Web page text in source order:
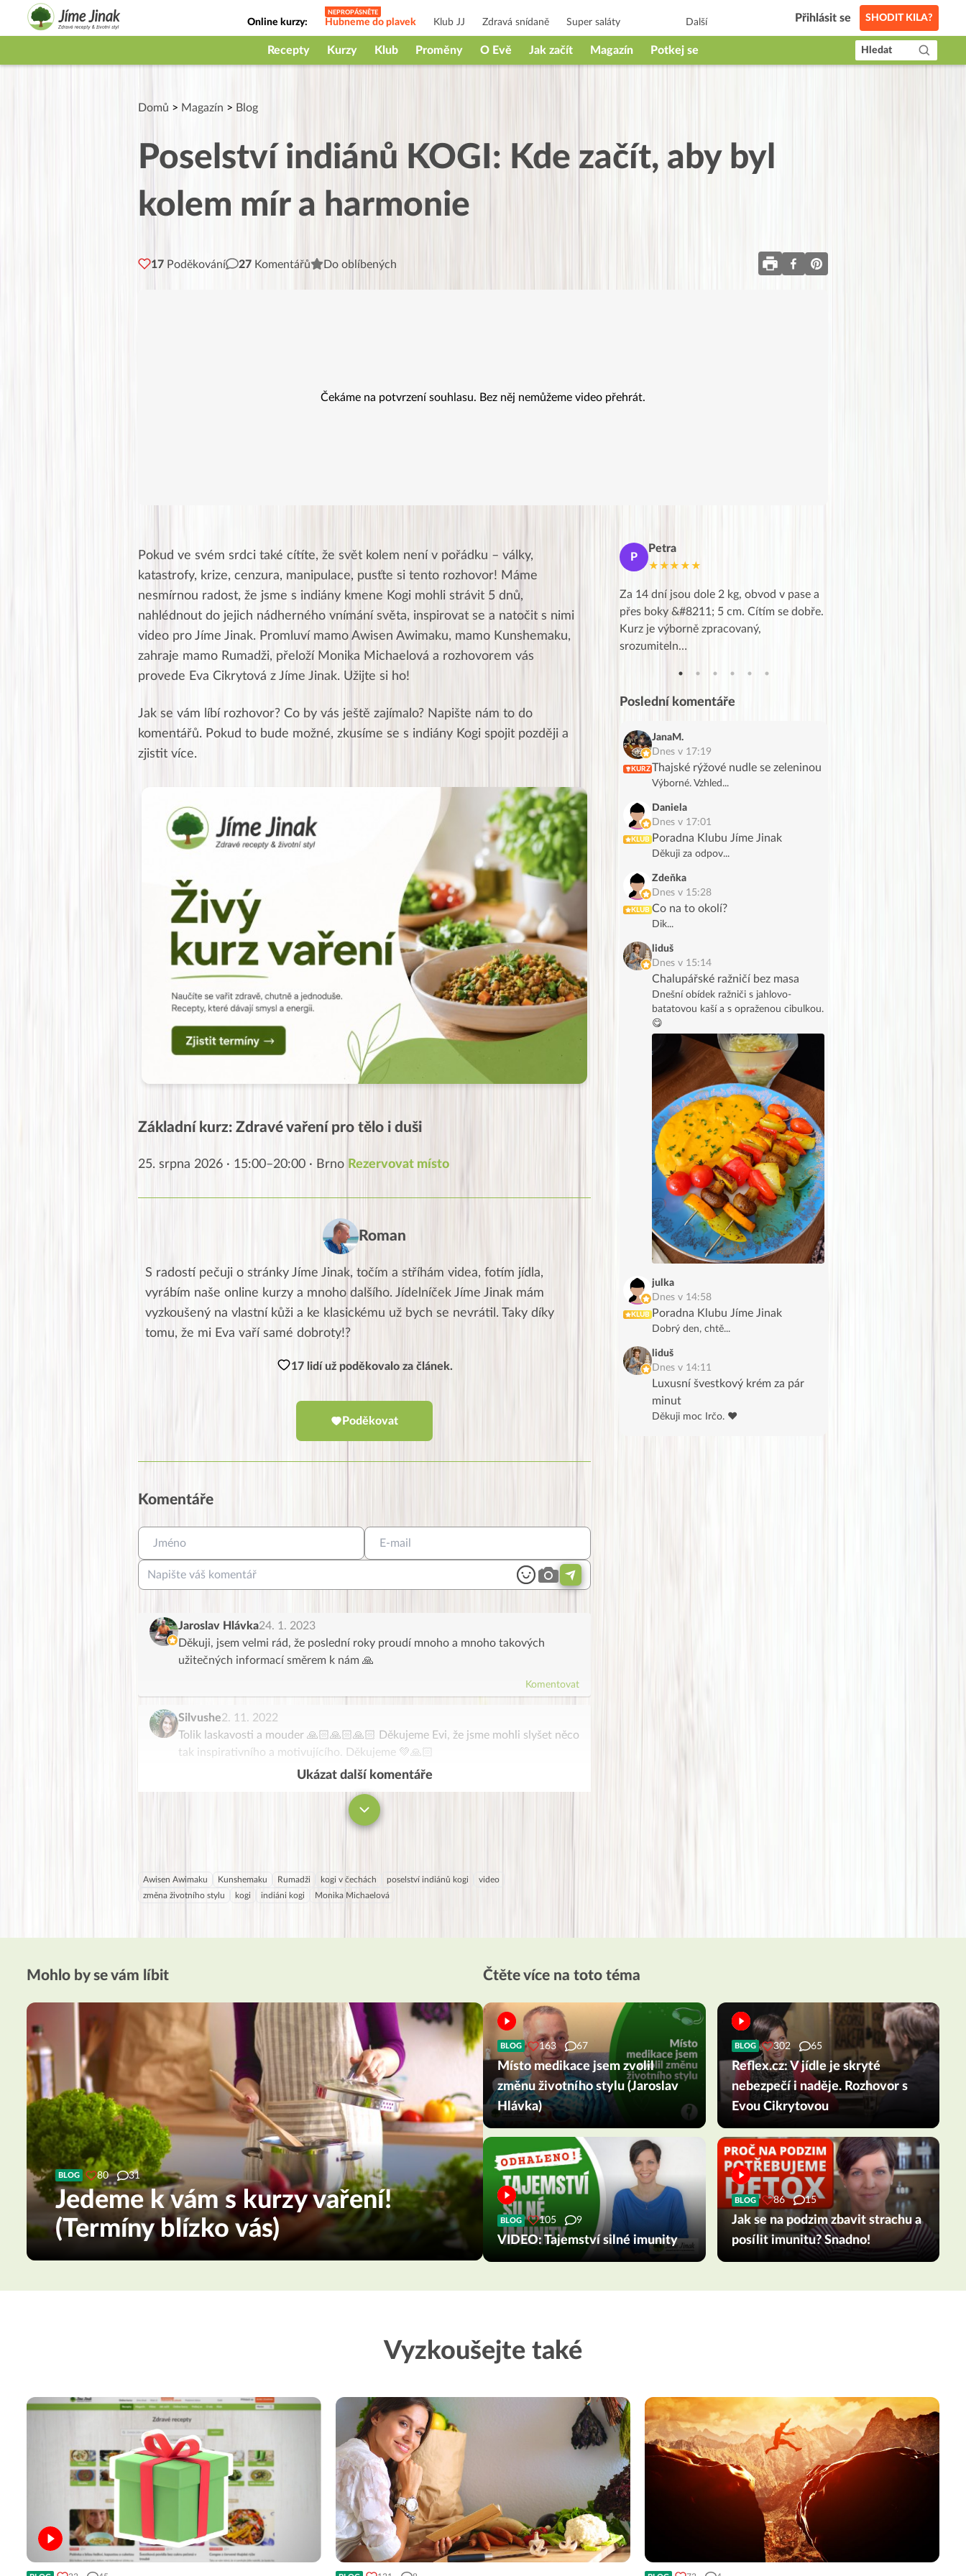
Online kurzy: Hubneme do plavek Klub JJ Zdravá snídaně Super saláty
Jak na babičky
Další Přihlásit se SHODIT KILA?
Recepty Kurzy Klub Proměny O Evě Jak začít Magazín Potkej se Hledat
Domů > Magazín > Blog
Poselství indiánů KOGI: Kde začít, aby byl
kolem mír a harmonie
17 Poděkování 27 Komentářů Do oblíbených
Čekáme na potvrzení souhlasu. Bez něj nemůžeme video přehrát.
Pokud ve svém srdci také cítíte, že svět kolem není v pořádku – války,
katastrofy, krize, cenzura, manipulace, pusťte si tento rozhovor! Máme
nesmírnou radost, že jsme s indiány kmene Kogi mohli strávit 5 dnů,
nahlédnout do jejich nádherného vnímání světa, inspirovat se a natočit s nimi
video pro Jíme Jinak. Promluví mamo Awisen Awimaku, mamo Kunshemaku,
zahraje mamo Rumadži, přeloží Monika Michaelová a rozhovorem vás
provede Eva Cikrytová z Jíme Jinak. Užijte si ho!
Jak se vám líbí rozhovor? Co by vás ještě zajímalo? Napište nám to do
komentářů. Pokud to bude možné, zkusíme se s indiány Kogi spojit později a
zjistit více.
Základní kurz: Zdravé vaření pro tělo i duši
25. srpna 2026 · 15:00–20:00 · Brno Rezervovat místo
Roman
S radostí pečuji o stránky Jíme Jinak, točím a stříhám videa, fotím jídla,
vyrábím naše online kurzy a mnoho dalšího. Jídelníček Jíme Jinak mám
vyzkoušený na vlastní kůži a ke klasickému už bych se nevrátil. Taky díky
tomu, že mi Eva vaří samé dobroty!?
17 lidí už poděkovalo za článek.
Poděkovat
Komentáře
Jaroslav Hlávka24. 1. 2023
Děkuji, jsem velmi rád, že poslední roky proudí mnoho a mnoho takových
užitečných informací směrem k nám 🙏
Komentovat
Silvushe2. 11. 2022
Tolik laskavosti a mouder 🙏🏻🙏🏻🙏🏻 Děkujeme Evi, že jsme mohli slyšet něco
tak inspirativního a motivujícího. Děkujeme 💚🙏🏻
Ukázat další komentáře
Awisen Awimaku Kunshemaku Rumadži kogi v čechách poselství indiánů kogi
video
změna životního stylu
kogi indiáni kogi Monika Michaelová
J
Jana
Moc Vám všem děkuji za krásný pátek,
obzvlášť velké poděkování, obdiv a
uznání pro hlavní dvojici Peťa a Gábi!! 👏
P
Petra
★★★★★
Za 14 dní jsou dole 2 kg, obvod v pase a
přes boky &#8211; 5 cm. Cítím se dobře.
Kurz je výborně zpracovaný,
srozumiteln…
Poslední komentáře
KURZ
JanaM.
Dnes v 17:19
Thajské rýžové nudle se zeleninou
Výborné. Vzhled...
KLUB
Daniela
Dnes v 17:01
Poradna Klubu Jíme Jinak
Děkuji za odpov...
KLUB
Zdeňka
Dnes v 15:28
Co na to okolí?
Dik...
liduš
Dnes v 15:14
Chalupářské ražničí bez masa
Dnešní obídek ražniči s jahlovo-
batatovou kaší a s opraženou cibulkou.
😋
KLUB
julka
Dnes v 14:58
Poradna Klubu Jíme Jinak
Dobrý den, chtě...
liduš
Dnes v 14:11
Luxusní švestkový krém za pár
minut
Děkuji moc Irčo. ❤️
Mohlo by se vám líbit
BLOG 80 31
Jedeme k vám s kurzy vaření!
(Termíny blízko vás)
Čtěte více na toto téma
BLOG 163 67
Místo medikace jsem zvolil
změnu životního stylu (Jaroslav
Hlávka)
BLOG 302 65
Reflex.cz: V jídle je skryté
nebezpečí i naděje. Rozhovor s
Evou Cikrytovou
BLOG 105 9
VIDEO: Tajemství silné imunity
BLOG 86 15
Jak se na podzim zbavit strachu a
posílit imunitu? Snadno!
Vyzkoušejte také